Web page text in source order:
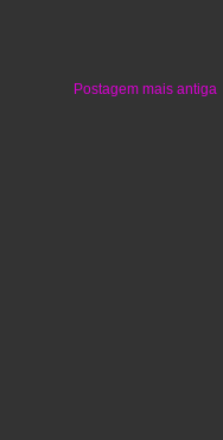
Postagem mais antiga